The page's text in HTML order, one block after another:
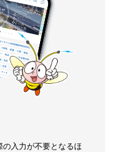
入力が不要となるほ